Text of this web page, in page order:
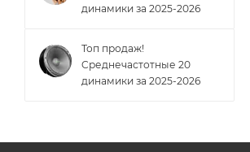
динамики за 2025-2026
Топ продаж!
Cреднечастотные 20
динамики за 2025-2026